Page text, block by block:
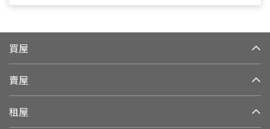
買屋
賣屋
租屋